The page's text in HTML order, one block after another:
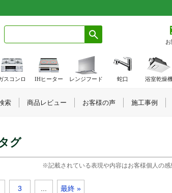
グ
※記載されている表現や内容はお客様個人の感
3 最終 »
スコンロ IHヒーター レンジフード 蛇口 浴室乾燥
索 商品レビュー お客様の声 施工事例